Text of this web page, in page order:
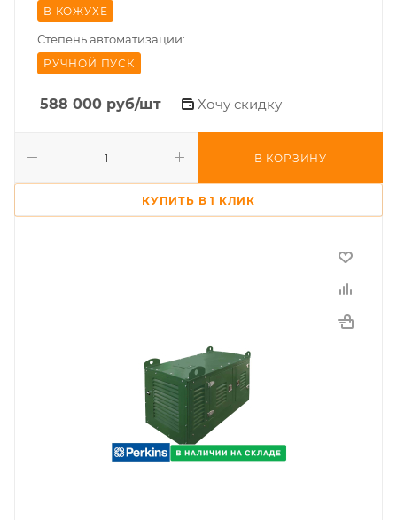
В КОЖУХЕ
Степень автоматизации:
РУЧНОЙ ПУСК
588 000 руб/шт Хочу скидку
В КОРЗИНУ
КУПИТЬ В 1 КЛИК